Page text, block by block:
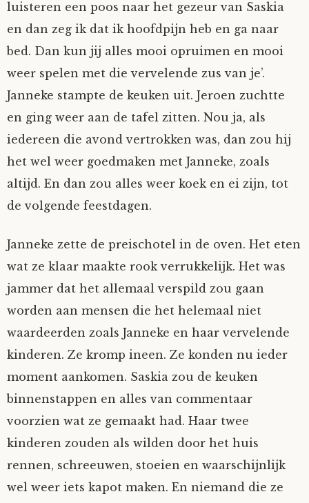
luisteren een poos naar het gezeur van Saskia
en dan zeg ik dat ik hoofdpijn heb en ga naar
bed. Dan kun jij alles mooi opruimen en mooi
weer spelen met die vervelende zus van je’.
Janneke stampte de keuken uit. Jeroen zuchtte
en ging weer aan de tafel zitten. Nou ja, als
iedereen die avond vertrokken was, dan zou hij
het wel weer goedmaken met Janneke, zoals
altijd. En dan zou alles weer koek en ei zijn, tot
de volgende feestdagen.
Janneke zette de preischotel in de oven. Het eten
wat ze klaar maakte rook verrukkelijk. Het was
jammer dat het allemaal verspild zou gaan
worden aan mensen die het helemaal niet
waardeerden zoals Janneke en haar vervelende
kinderen. Ze kromp ineen. Ze konden nu ieder
moment aankomen. Saskia zou de keuken
binnenstappen en alles van commentaar
voorzien wat ze gemaakt had. Haar twee
kinderen zouden als wilden door het huis
rennen, schreeuwen, stoeien en waarschijnlijk
wel weer iets kapot maken. En niemand die ze